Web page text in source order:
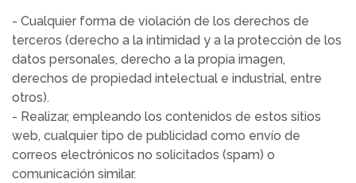
- Cualquier forma de violación de los derechos de
terceros (derecho a la intimidad y a la protección de los
datos personales, derecho a la propia imagen,
derechos de propiedad intelectual e industrial, entre
otros).
- Realizar, empleando los contenidos de estos sitios
web, cualquier tipo de publicidad como envío de
correos electrónicos no solicitados (spam) o
comunicación similar.